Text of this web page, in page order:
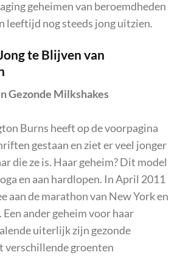
geheimen van beroemdheden
leeftijd nog steeds jong uitzien.
te Blijven van
Gezonde Milkshakes
Burns heeft op de voorpagina
gestaan en ziet er veel jonger
die ze is. Haar geheim? Dit model
en aan hardlopen. In April 2011
aan de marathon van New York en
ander geheim voor haar
uiterlijk zijn gezonde
verschillende groenten